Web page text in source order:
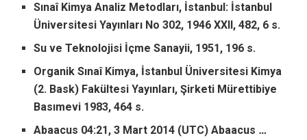
Sınaî Kimya Analiz Metodları, İstanbul: İstanbul
Üniversitesi Yayınları No 302, 1946 XXII, 482, 6 s.
Su ve Teknolojisi İçme Sanayii, 1951, 196 s.
Organik Sınaî Kimya, İstanbul Üniversitesi Kimya
(2. Bask) Fakültesi Yayınları, Şirketi Mürettibiye
Basımevi 1983, 464 s.
Abaacus 04:21, 3 Mart 2014 (UTC) Abaacus …